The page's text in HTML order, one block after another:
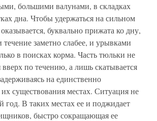
большими валунами, в складках
дна. Чтобы удержаться на сильном
буквально прижата ко дну,
течение заметно слабее, и урывками
в поисках корма. Часть тюльки не
по течению, а лишь скатывается
на единственно
существования местах. Ситуация не
год. В таких местах ее и поджидает
быстро сокращающая ее